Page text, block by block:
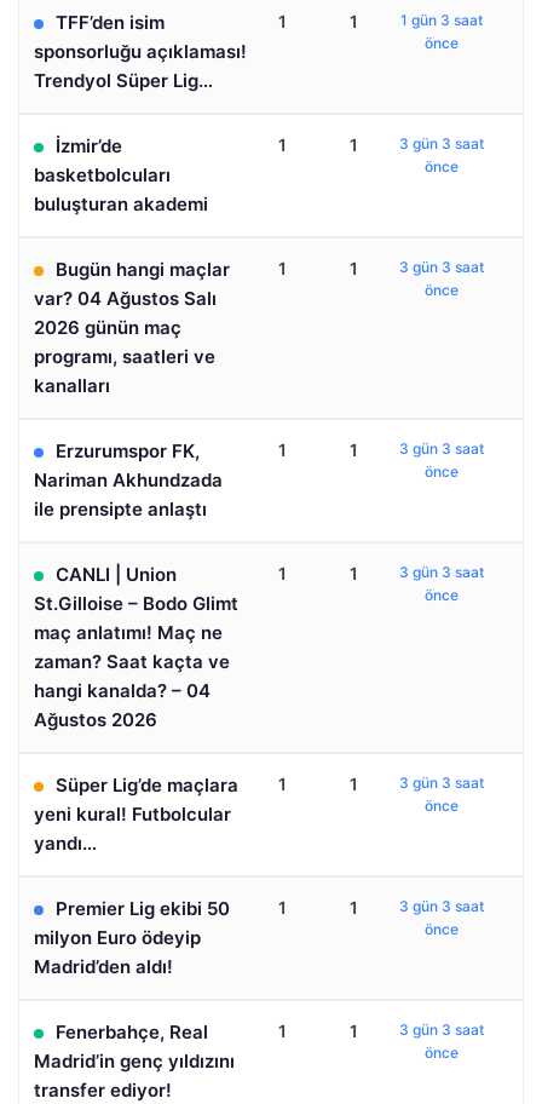
TFF’den isim
sponsorluğu açıklaması!
Trendyol Süper Lig…
1 1
1 gün 3 saat
önce
İzmir’de
basketbolcuları
buluşturan akademi
1 1
3 gün 3 saat
önce
Bugün hangi maçlar
var? 04 Ağustos Salı
2026 günün maç
programı, saatleri ve
kanalları
1 1
3 gün 3 saat
önce
Erzurumspor FK,
Nariman Akhundzada
ile prensipte anlaştı
1 1
3 gün 3 saat
önce
CANLI | Union
St.Gilloise – Bodo Glimt
maç anlatımı! Maç ne
zaman? Saat kaçta ve
hangi kanalda? – 04
Ağustos 2026
1 1
3 gün 3 saat
önce
Süper Lig’de maçlara
yeni kural! Futbolcular
yandı…
1 1
3 gün 3 saat
önce
Premier Lig ekibi 50
milyon Euro ödeyip
Madrid’den aldı!
1 1
3 gün 3 saat
önce
Fenerbahçe, Real
Madrid’in genç yıldızını
transfer ediyor!
1 1
3 gün 3 saat
önce